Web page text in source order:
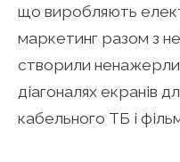
що виробляють
маркетинг разом з
створили
діагоналях екранів
кабельного ТБ і